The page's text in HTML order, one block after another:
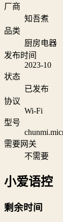
厂商
知吾煮
品类
厨房电器
发布时间
2023-10
状态
已发布
协议
Wi‑Fi
型号
需要网关
不需要
小爱语控
剩余时间